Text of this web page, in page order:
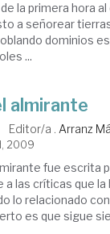
la primera hora
a señorear
dominios
...
almirante
Editor/a . Arranz
2009
fue escrita
a las críticas que
lo relacionado
es que sigue